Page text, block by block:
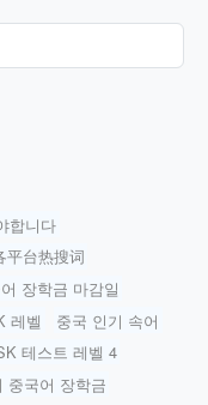
합니다
平台热搜词
장학금 마감일
레벨
중국 인기 속어
테스트 레벨 4
중국어 장학금